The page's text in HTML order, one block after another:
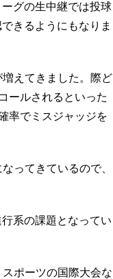
グの生中継では投球
きるようにもなりま
えてきました。際ど
ールされるといった
率でミスジャッジを
ってきているので、
系の課題となってい
ポーツの国際大会な